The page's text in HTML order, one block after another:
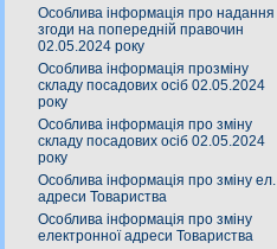
Особлива інформація про надання
згоди на попередній правочин
02.05.2024 року
Особлива інформація прозміну
складу посадових осіб 02.05.2024
року
Особлива інформація про зміну
складу посадових осіб 02.05.2024
року
Особлива інформація про зміну ел.
адреси Товариства
Особлива інформація про зміну
електронної адреси Товариства